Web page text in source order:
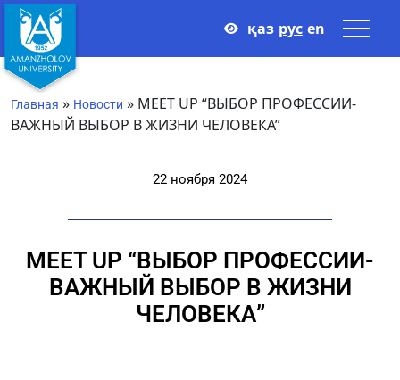
қаз рус en
Главная » Новости » MEET UP “ВЫБОР ПРОФЕССИИ-
ВАЖНЫЙ ВЫБОР В ЖИЗНИ ЧЕЛОВЕКА”
22 ноября 2024
MEET UP “ВЫБОР ПРОФЕССИИ-
ВАЖНЫЙ ВЫБОР В ЖИЗНИ
ЧЕЛОВЕКА”